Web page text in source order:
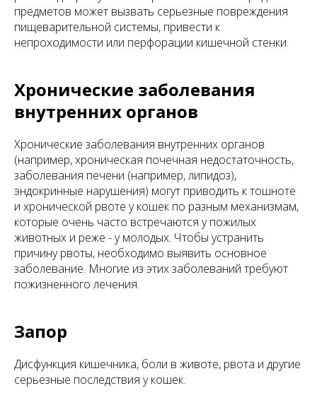
предметов может вызвать серьезные повреждения
пищеварительной системы, привести к
непроходимости или перфорации кишечной стенки.
Хронические заболевания
внутренних органов
Хронические заболевания внутренних органов
(например, хроническая почечная недостаточность,
заболевания печени (например, липидоз),
эндокринные нарушения) могут приводить к тошноте
и хронической рвоте у кошек по разным механизмам,
которые очень часто встречаются у пожилых
животных и реже - у молодых. Чтобы устранить
причину рвоты, необходимо выявить основное
заболевание. Многие из этих заболеваний требуют
пожизненного лечения.
Запор
Дисфункция кишечника, боли в животе, рвота и другие
серьезные последствия у кошек.